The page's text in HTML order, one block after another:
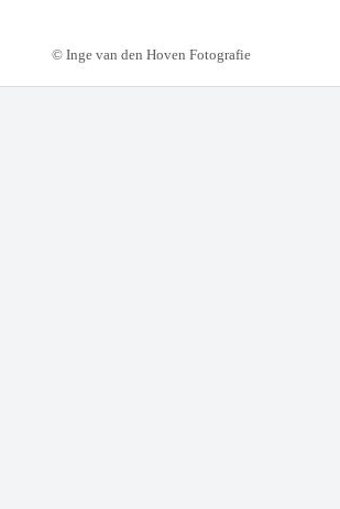
© Inge van den Hoven Fotografie